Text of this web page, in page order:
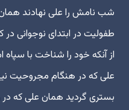
شب نامش را علی نهادند همان
طفولیت در ابتدای نوجوانی
از آنکه خود را شناخت با
علی که در هنگام مجروحیت نیز
بستری گردید همان علی که در